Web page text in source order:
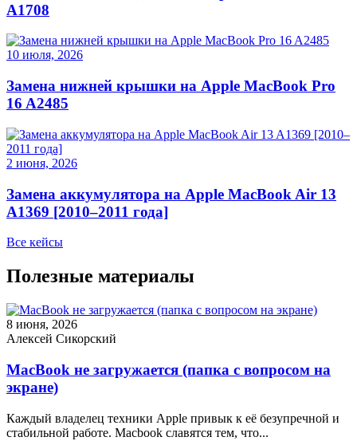
A1708
10 июля, 2026
Замена нижней крышки на Apple MacBook Pro
16 A2485
2 июня, 2026
Замена аккумулятора на Apple MacBook Air 13
A1369 [2010–2011 года]
Все кейсы
Полезные материалы
8 июня, 2026
Алексей Сикорский
MacBook не загружается (папка с вопросом на
экране)
Каждый владелец техники Apple привык к её безупречной и
стабильной работе. Macbook славятся тем, что...